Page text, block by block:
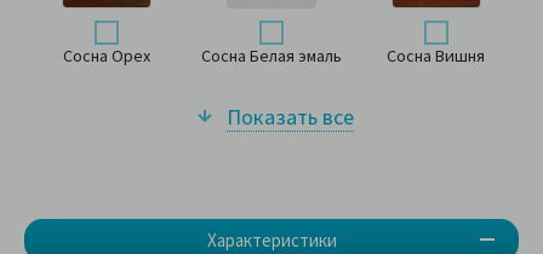
Сосна Орех Сосна Белая эмаль Сосна Вишня
Показать все
Характеристики